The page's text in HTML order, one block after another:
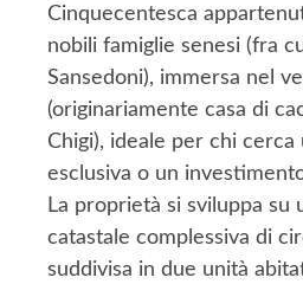
Cinquecentesca
nobili famiglie senesi (fra
Sansedoni), immersa nel
(originariamente casa di
Chigi), ideale per chi cerca
esclusiva o un
La proprietà si sviluppa su
catastale complessiva di
suddivisa in due unità